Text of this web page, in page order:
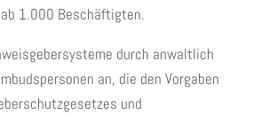
1.000 Beschäftigten.
durch anwaltlich
an, die den Vorgaben
und